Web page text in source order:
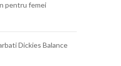
pentru femei
Dickies Balance